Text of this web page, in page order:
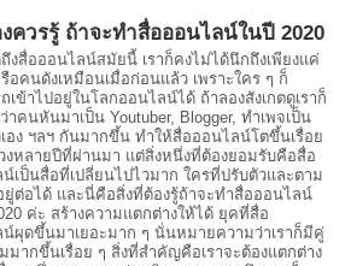
งควรรู้ ถ้าจะทำสื่อออนไลน์ในปี 2020
งสื่อออนไลน์สมัยนี้ เราก็คงไม่ได้นึกถึงเพียงแค่
อคนดังเหมือนเมื่อก่อนแล้ว เพราะใคร ๆ ก็
เข้าไปอยู่ในโลกออนไลน์ได้ ถ้าลองสังเกตดูเราก็
าคนหันมาเป็น Youtuber, Blogger, ทำเพจเป็น
อง ฯลฯ กันมากขึ้น ทำให้สื่อออนไลน์โตขึ้นเรื่อย
งหลายปีที่ผ่านมา แต่สิ่งหนึ่งที่ต้องยอมรับคือสื่อ
เป็นสื่อที่เปลี่ยนไปไวมาก ใครที่ปรับตัวและตาม
ต่อได้ และนี่คือสิ่งที่ต้องรู้ถ้าจะทำสื่อออนไลน์
ค่ะ สร้างความแตกต่างให้ได้ ยุคที่สื่อ
น์ผุดขึ้นมาเยอะมาก ๆ นั่นหมายความว่าเราก็มีคู่
มากขึ้นเรื่อย ๆ สิ่งที่สำคัญคือเราจะต้องแตกต่าง